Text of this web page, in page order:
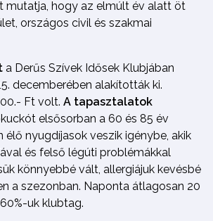
mutatja, hogy az elmúlt év alatt öt
országos civil és szakmai
a Derűs Szívek Idősek Klubjában
decemberében alakították ki.
Ft volt. A tapasztalatok
elsősorban a 60 és 85 év
nyugdíjasok veszik igénybe, akik
és felső légúti problémákkal
könnyebbé vált, allergiájuk kevésbé
a szezonban. Naponta átlagosan 20
uk klubtag.